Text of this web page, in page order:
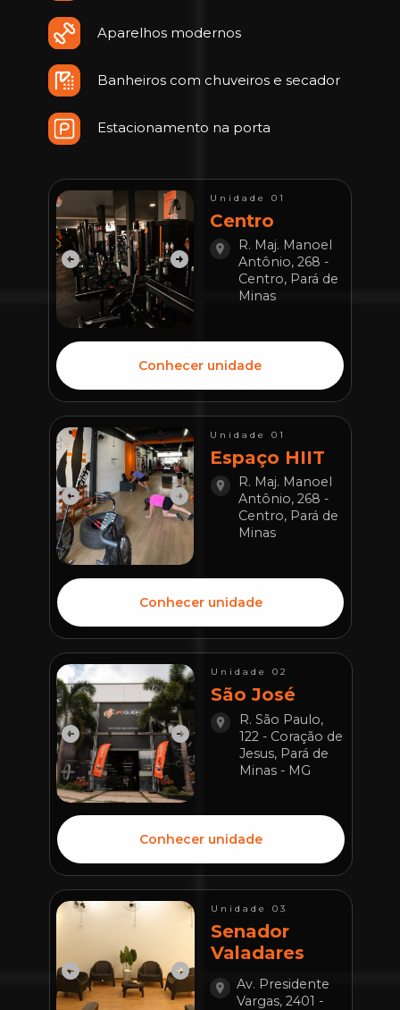
Banheiros com chuveiros e secador
Aparelhos modernos
Estacionamento na porta
Unidade 01
Unidade 01
Centro
Espaço HIIT
R. Maj. Manoel
Antônio, 268 -
Centro, Pará de
Minas
R. Maj. Manoel
Antônio, 268 -
Centro, Pará de
Minas
Conhecer unidade
Conhecer unidade
Unidade 02
Unidade 03
São José
Senador
Valadares
R. São Paulo,
122 - Coração de
Jesus, Pará de
Minas - MG
Av. Presidente
Vargas, 2401 -
Conhecer unidade